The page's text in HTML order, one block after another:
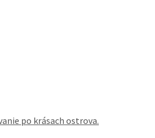
po krásach ostrova.